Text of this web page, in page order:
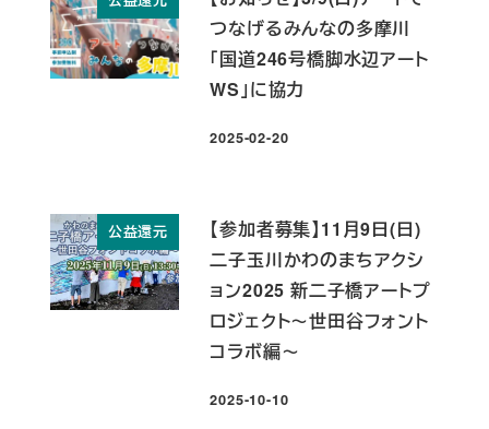
つなげるみんなの多摩川
「国道246号橋脚水辺アート
WS」に協力
投稿日
2025-02-20
公益還元
【参加者募集】11月9日(日)
二子玉川かわのまちアクシ
ョン2025 新二子橋アートプ
ロジェクト～世田谷フォント
コラボ編～
投稿日
2025-10-10